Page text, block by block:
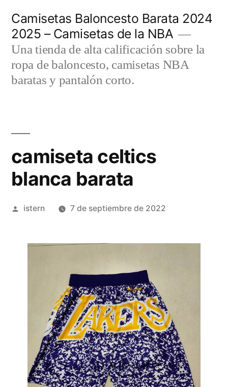
contenido
Camisetas Baloncesto Barata 2024
2025 – Camisetas de la NBA
Una tienda de alta calificación sobre la
ropa de baloncesto, camisetas NBA
baratas y pantalón corto.
camiseta celtics
blanca barata
Publicado
istern 7 de septiembre de 2022